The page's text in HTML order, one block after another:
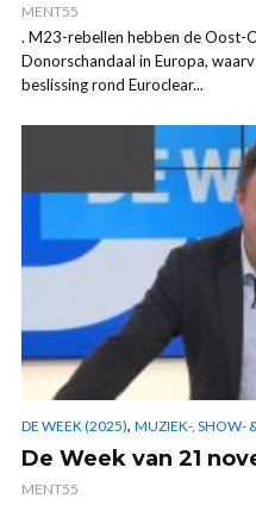
MENT55
. M23-rebellen hebben de Oost-
Donorschandaal in Europa,
beslissing rond Euroclear...
DE WEEK (2025), MUZIEK-, SHOW-
De Week van 21
MENT55